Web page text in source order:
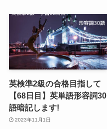
英検準2級の合格目指して
【68日目】英単語形容詞30
語暗記します!
2023年11月1日